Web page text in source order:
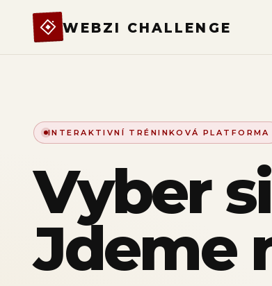
WEBZI CHALLENGE
INTERAKTIVNÍ TRÉNINKOVÁ PLATFORMA
Vyber
Jdeme